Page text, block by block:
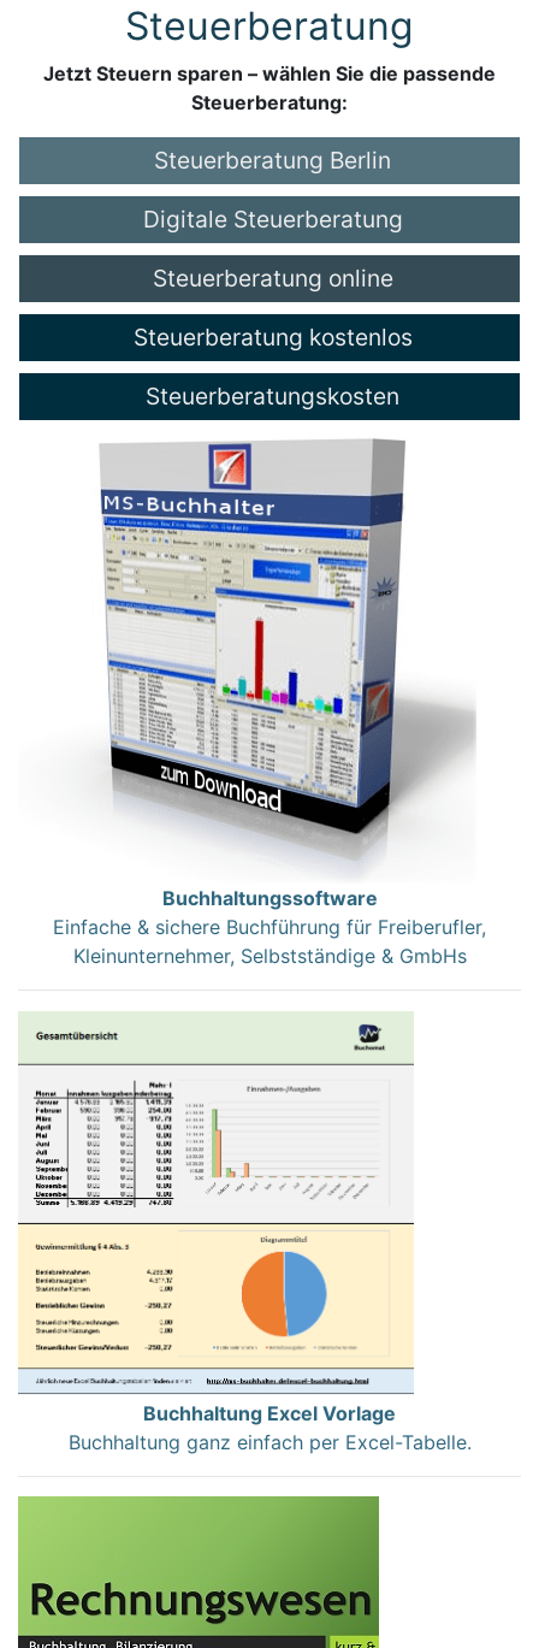
Steuerberatung
Jetzt Steuern sparen – wählen Sie die passende
Steuerberatung:
Steuerberatung Berlin
Digitale Steuerberatung
Steuerberatung online
Steuerberatung kostenlos
Steuerberatungskosten
Buchhaltungssoftware
Einfache & sichere Buchführung für Freiberufler,
Kleinunternehmer, Selbstständige & GmbHs
Buchhaltung Excel Vorlage
Buchhaltung ganz einfach per Excel-Tabelle.